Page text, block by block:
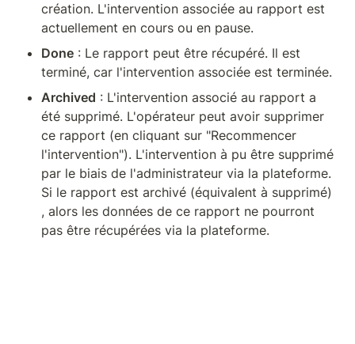
création. L'intervention associée au rapport est
actuellement en cours ou en pause.
Done : Le rapport peut être récupéré. Il est
terminé, car l'intervention associée est terminée.
Archived : L'intervention associé au rapport a
été supprimé. L'opérateur peut avoir supprimer
ce rapport (en cliquant sur "Recommencer
l'intervention"). L'intervention à pu être supprimé
par le biais de l'administrateur via la plateforme.
Si le rapport est archivé (équivalent à supprimé)
, alors les données de ce rapport ne pourront
pas être récupérées via la plateforme.